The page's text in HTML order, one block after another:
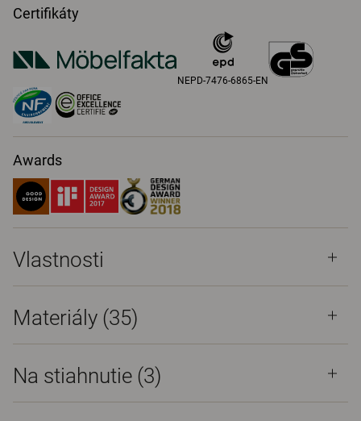
Certifikáty
NEPD-7476-6865-EN
Awards
Vlastnosti
Materiály (35)
Na stiahnutie (3)